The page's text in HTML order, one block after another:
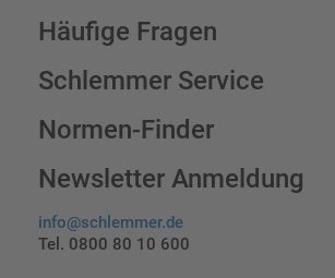
Häufige Fragen
Schlemmer Service
Normen-Finder
Newsletter Anmeldung
info@schlemmer.de
Tel. 0800 80 10 600